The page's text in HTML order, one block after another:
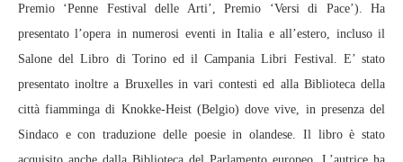
Premio ‘Penne Festival delle Arti’, Premio ‘Versi di Pace’). Ha
presentato l’opera in numerosi eventi in Italia e all’estero, incluso il
Salone del Libro di Torino ed il Campania Libri Festival. E’ stato
presentato inoltre a Bruxelles in vari contesti ed alla Biblioteca della
città fiamminga di Knokke-Heist (Belgio) dove vive, in presenza del
Sindaco e con traduzione delle poesie in olandese. Il libro è stato
acquisito anche dalla Biblioteca del Parlamento europeo. L’autrice ha